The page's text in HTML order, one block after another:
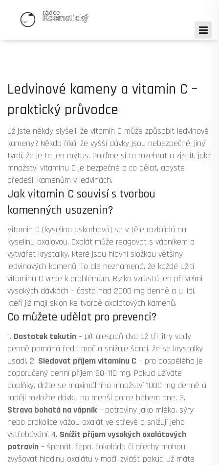
Ledvinové kameny a vitamin C –
praktický průvodce
Už jste někdy slyšeli, že vitamín C může způsobit ledvinové
kameny? Někdo říká, že vyšší dávky jsou nebezpečné, jiný
tvrdí, že je to jen mýtus. Pojďme si to rozebrat a zjistit, jaké
množství vitaminu C je bezpečné a co dělat, abyste
předešli kamenům v ledvinách.
Jak vitamin C souvisí s tvorbou
kamenných usazenin?
Vitamin C (kyselina askorbová) se v těle rozkládá na
kyselinu oxalovou. Oxalát může reagovat s vápníkem a
vytvářet krystalky, které jsou hlavní složkou většiny
ledvinových kamenů. To ale neznamená, že každé užití
vitaminu C vede k problémům. Riziko vzrůstá jen při velmi
vysokých dávkách – často nad 2000 mg denně a u lidí,
kteří již mají sklon ke tvorbě oxalátových kamenů.
Co můžete udělat pro prevenci?
1. Dostatek tekutin – pít alespoň dva až tři litry vody
denně pomáhá ředit moč a snižuje šanci, že se krystalky
usadí. 2. Sledovat příjem vitaminu C – pro dospělého je
doporučený denní příjem 80–110 mg. Pokud užíváte
doplňky, držte se maximálního množství 1000 mg denně a
raději rozložte dávku na menší porce během dne. 3.
Strava bohatá na vápník– potraviny jako mléko, sýry
nebo brokolice vážou oxalát ve střevě a snižují jeho
vstřebávání. 4. Snížit příjem vysokých oxalátových
potravin – špenát, řepa, čokoláda či ořechy mohou
zvyšovat hladinu oxalátu v moči, zvlášť pokud už máte